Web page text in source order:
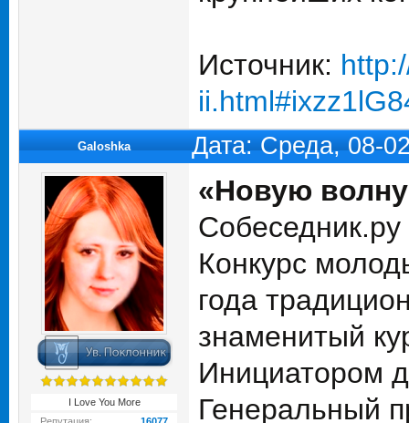
Источник:
Galoshka Дата: Среда, 08-
I Love You More
«Новую
Собеседник.ру
Конкурс
года
знаменитый
Инициатором
Генеральный